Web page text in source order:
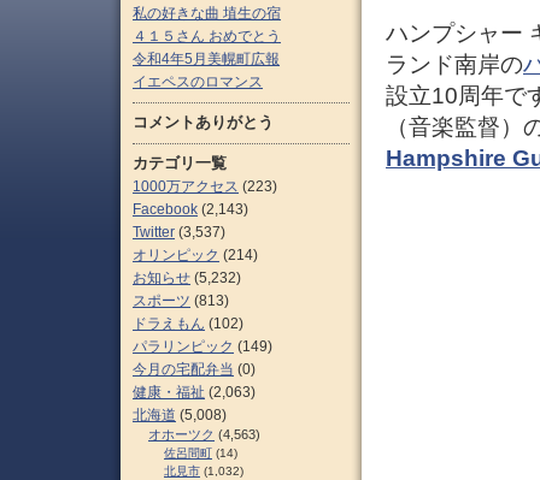
ハンプシャー
ランド南岸の
設立10周年で
（音楽監督）
Hampshire
私の好きな曲 埴生の宿
４１５さん おめでとう
令和4年5月美幌町広報
イエペスのロマンス
コメントありがとう
カテゴリ一覧
1000万アクセス (223)
Facebook (2,143)
Twitter (3,537)
オリンピック (214)
お知らせ (5,232)
スポーツ (813)
ドラえもん (102)
パラリンピック (149)
今月の宅配弁当 (0)
健康・福祉 (2,063)
北海道 (5,008)
オホーツク (4,563)
佐呂間町 (14)
北見市 (1,032)